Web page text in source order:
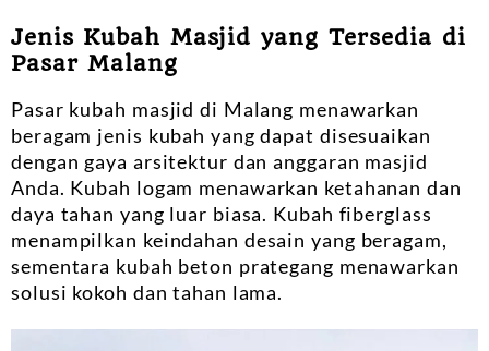
Jenis Kubah Masjid yang Tersedia di
Pasar Malang
Pasar kubah masjid di Malang menawarkan
beragam jenis kubah yang dapat disesuaikan
dengan gaya arsitektur dan anggaran masjid
Anda. Kubah logam menawarkan ketahanan dan
daya tahan yang luar biasa. Kubah fiberglass
menampilkan keindahan desain yang beragam,
sementara kubah beton prategang menawarkan
solusi kokoh dan tahan lama.